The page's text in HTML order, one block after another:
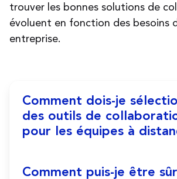
trouver les bonnes solutions de
évoluent en fonction des besoins
entreprise.
Comment dois-je
des outils de
pour les équipes à
Comment puis-je être sûr